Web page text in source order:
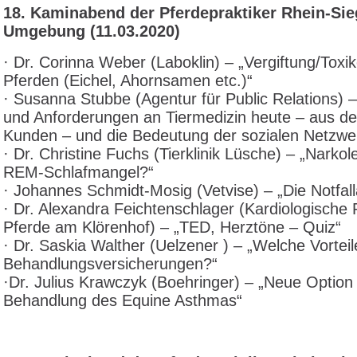
18. Kaminabend der Pferdepraktiker Rhein-
Umgebung (11.03.2020)
· Dr. Corinna Weber (Laboklin) – „Vergiftung/
Pferden (Eichel, Ahornsamen etc.)“
· Susanna Stubbe (Agentur für Public Relations)
und Anforderungen an Tiermedizin heute – aus
Kunden – und die Bedeutung der sozialen
· Dr. Christine Fuchs (Tierklinik Lüsche) –
REM-Schlafmangel?“
· Johannes Schmidt-Mosig (Vetvise) – „Die
· Dr. Alexandra Feichtenschlager (Kardiologische
Pferde am Klörenhof) – „TED, Herztöne – Quiz“
· Dr. Saskia Walther (Uelzener ) – „Welche
Behandlungsversicherungen?“
·Dr. Julius Krawczyk (Boehringer) – „Neue
Behandlung des Equine Asthmas“